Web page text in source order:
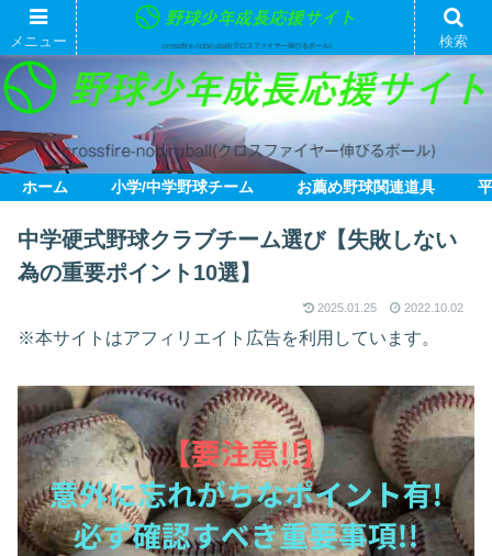
ホーム 小学/中学野球チーム お薦め野球関連道具
中学硬式野球クラブチーム選び【失敗しない
為の重要ポイント10選】
2025.01.25 2022.10.02
※本サイトはアフィリエイト広告を利用しています。
メニュー 検索